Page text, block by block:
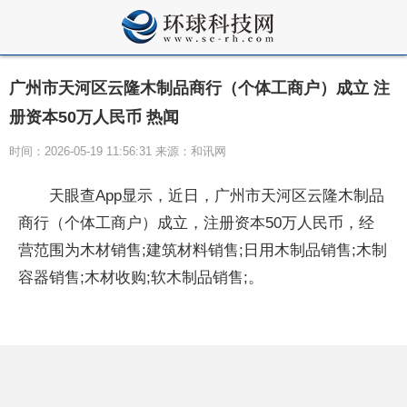
广州市天河区云隆木制品商行（个体工商户）成立 注
册资本50万人民币 热闻
时间：2026-05-19 11:56:31 来源：和讯网
天眼查App显示，近日，广州市天河区云隆木制品
商行（个体工商户）成立，注册资本50万人民币，经
营范围为木材销售;建筑材料销售;日用木制品销售;木制
容器销售;木材收购;软木制品销售;。